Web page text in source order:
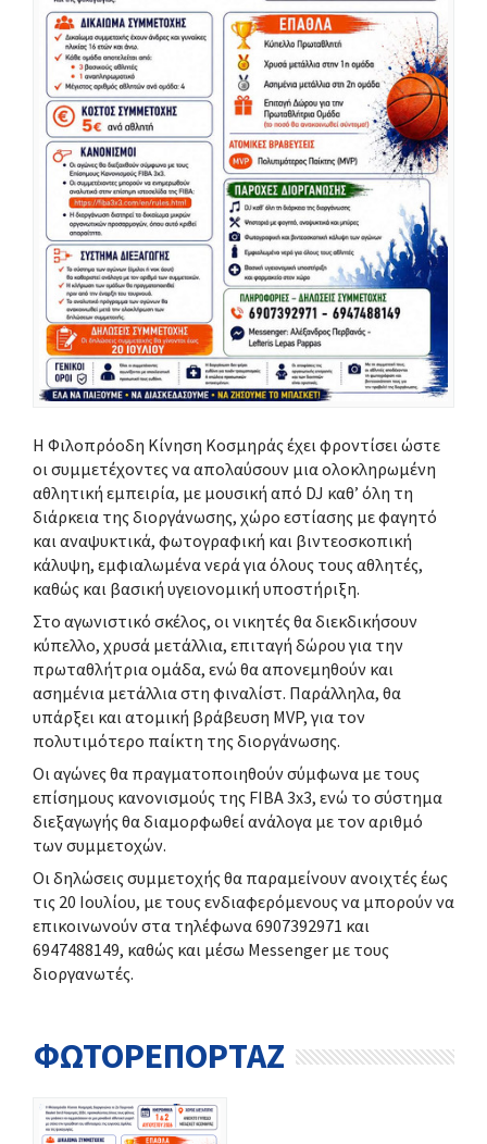
Η Φιλοπρόοδη Κίνηση Κοσμηράς έχει φροντίσει ώστε
οι συμμετέχοντες να απολαύσουν μια ολοκληρωμένη
αθλητική εμπειρία, με μουσική από DJ καθ’ όλη τη
διάρκεια της διοργάνωσης, χώρο εστίασης με φαγητό
και αναψυκτικά, φωτογραφική και βιντεοσκοπική
κάλυψη, εμφιαλωμένα νερά για όλους τους αθλητές,
καθώς και βασική υγειονομική υποστήριξη.
Στο αγωνιστικό σκέλος, οι νικητές θα διεκδικήσουν
κύπελλο, χρυσά μετάλλια, επιταγή δώρου για την
πρωταθλήτρια ομάδα, ενώ θα απονεμηθούν και
ασημένια μετάλλια στη φιναλίστ. Παράλληλα, θα
υπάρξει και ατομική βράβευση MVP, για τον
πολυτιμότερο παίκτη της διοργάνωσης.
Οι αγώνες θα πραγματοποιηθούν σύμφωνα με τους
επίσημους κανονισμούς της FIBA 3x3, ενώ το σύστημα
διεξαγωγής θα διαμορφωθεί ανάλογα με τον αριθμό
των συμμετοχών.
Οι δηλώσεις συμμετοχής θα παραμείνουν ανοιχτές έως
τις 20 Ιουλίου, με τους ενδιαφερόμενους να μπορούν να
επικοινωνούν στα τηλέφωνα 6907392971 και
6947488149, καθώς και μέσω Messenger με τους
διοργανωτές.
ΦΩΤΟΡΕΠΟΡΤΑΖ